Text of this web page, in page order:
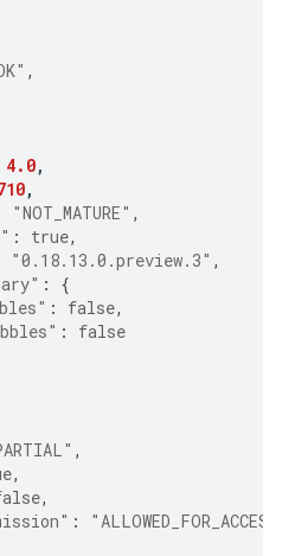
,
4.0,
,
"NOT_MATURE" ,
: true,
"0.18.13.0.preview.3" ,
:
{
: false,
:
false
,
,
,
: